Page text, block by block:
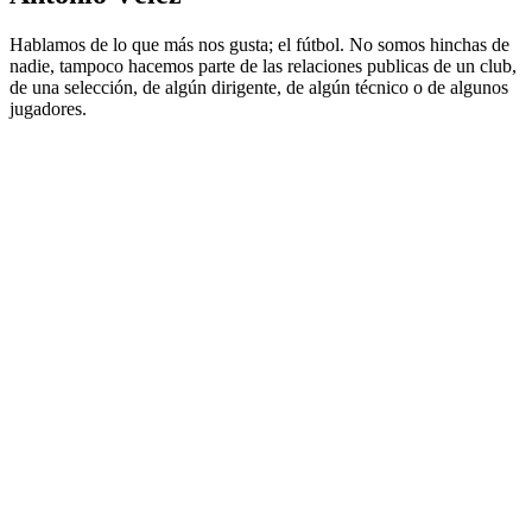
Hablamos de lo que más nos gusta; el fútbol. No somos hinchas de
nadie, tampoco hacemos parte de las relaciones publicas de un club,
de una selección, de algún dirigente, de algún técnico o de algunos
jugadores.